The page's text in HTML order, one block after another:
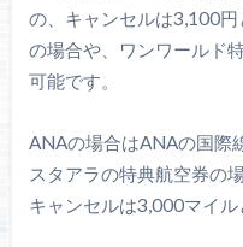
の、キャンセルは3,100
の場合や、ワンワールド
可能です。
ANAの場合はANAの国際
スタアラの特典航空券の
キャンセルは3,000マイル